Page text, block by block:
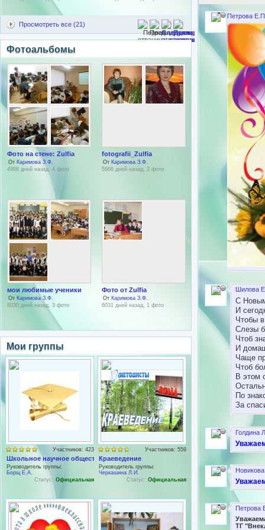
Просмотреть все (21)
Фотоальбомы
Фото на стене: Zulfia
От Каримова З.Ф.
4998 дней назад, 4 фото
fotografii_Zulfia
От Каримова З.Ф.
5966 дней назад, 2 фото
мои любимые ученики
От Каримова З.Ф.
6030 дней назад, 3 фото
Фото от Zulfia
От Каримова З.Ф.
6031 дней назад, 1 фото
Мои группы
Участников: 423
Школьное научное общество
Руководитель группы:
Борщ Е.А.
Статус: Официальная
Участников: 559
Краеведение
Руководитель группы:
Черкашина Л.И.
Статус: Официальная
Петрова
Шилова
С
И
Чтобы
Слезы
Чтоб
И
Чаще
Чтоб
В этом
По
За
Голдина
Петрова
ТГ